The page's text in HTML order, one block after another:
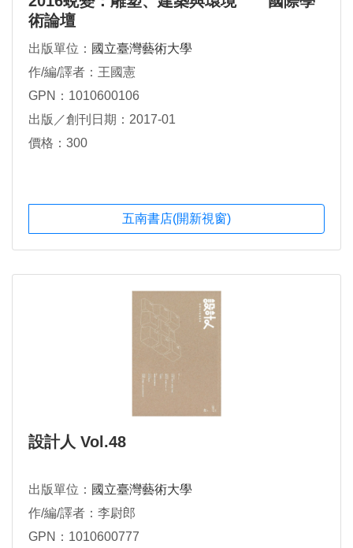
術論壇
出版單位： 國立臺灣藝術大學
作/編/譯者：王國憲
GPN：1010600106
出版／創刊日期：2017-01
價格：300
五南書店(開新視窗)
設計人 Vol.48
出版單位： 國立臺灣藝術大學
作/編/譯者：李尉郎
GPN：1010600777